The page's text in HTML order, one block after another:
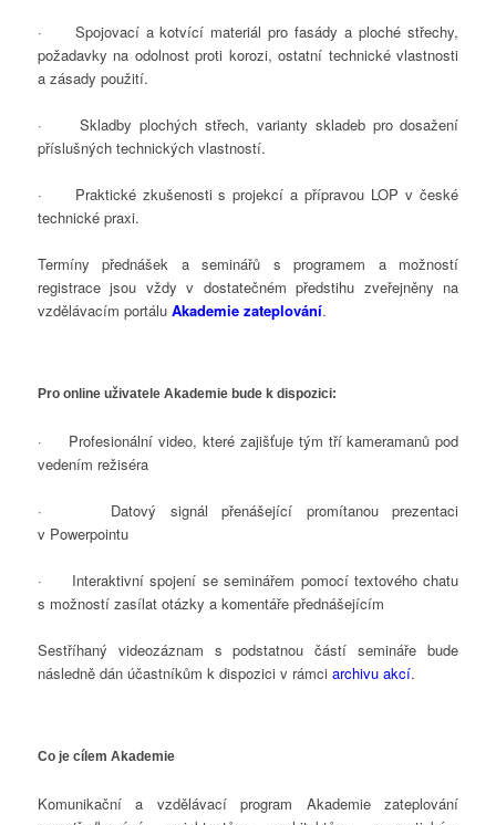
· Spojovací a kotvící materiál pro fasády a ploché střechy,
požadavky na odolnost proti korozi, ostatní technické vlastnosti
a zásady použití.
· Skladby plochých střech, varianty skladeb pro dosažení
příslušných technických vlastností.
·
Praktické zkušenosti s projekcí a přípravou LOP v české
technické praxi.
Termíny přednášek a seminářů s programem a možností
registrace jsou vždy v dostatečném předstihu zveřejněny na
vzdělávacím portálu Akademie zateplování.
Pro online uživatele Akademie bude k dispozici:
·
Profesionální video, které zajišťuje tým tří kameramanů pod
vedením režiséra
·
Datový signál přenášející promítanou prezentaci
v Powerpointu
·
Interaktivní spojení se seminářem pomocí textového chatu
s možností zasílat otázky a komentáře přednášejícím
Sestříhaný videozáznam s podstatnou částí semináře bude
následně dán účastníkům k dispozici v rámci archivu akcí.
Co je cílem Akademie
Komunikační a vzdělávací program Akademie zateplování